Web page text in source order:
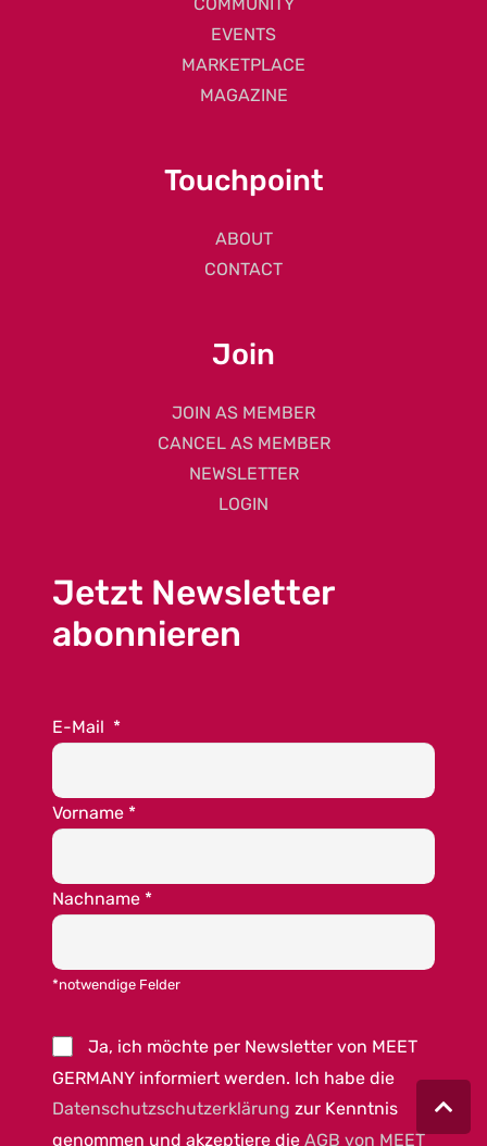
EVENTS
MARKETPLACE
MAGAZINE
Touchpoint
ABOUT
CONTACT
Join
JOIN AS MEMBER
CANCEL AS MEMBER
NEWSLETTER
LOGIN
Jetzt Newsletter
abonnieren
E-Mail *
Vorname *
Nachname *
*notwendige Felder
Ja, ich möchte per Newsletter von MEET
GERMANY informiert werden. Ich habe die
Datenschutzschutzerklärung zur Kenntnis
genommen und akzeptiere die AGB von MEET